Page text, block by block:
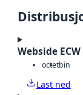
Webside ECW
octetbin
Last ned